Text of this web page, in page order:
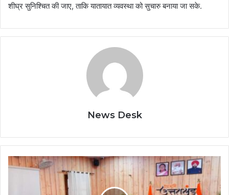
शीघ्र सुनिश्चित की जाए, ताकि यातायात व्यवस्था को सुचारु बनाया जा सके.
News Desk